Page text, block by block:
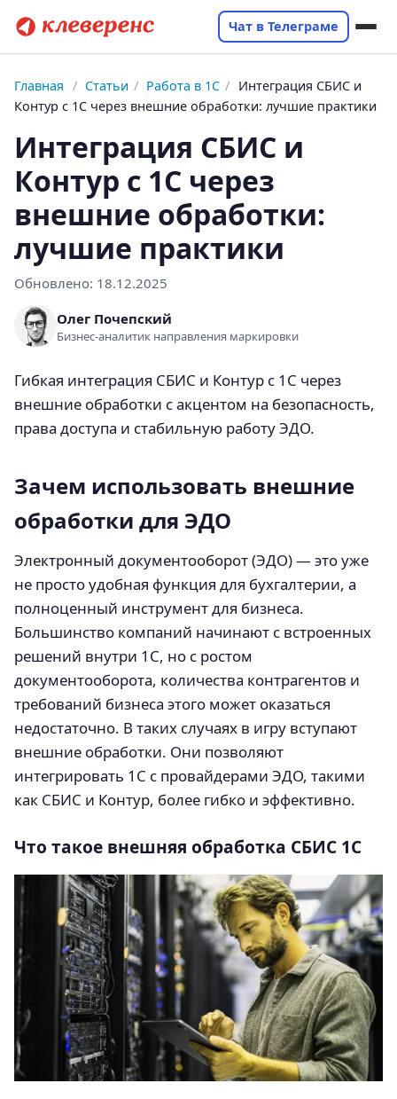
Чат в Телеграме
Главная / Статьи / Работа в 1С / Интеграция СБИС и
Контур с 1С через внешние обработки: лучшие практики
Интеграция СБИС и
Контур с 1С через
внешние обработки:
лучшие практики
Обновлено: 18.12.2025
Олег Почепский
Бизнес-аналитик направления маркировки
Гибкая интеграция СБИС и Контур с 1С через
внешние обработки с акцентом на безопасность,
права доступа и стабильную работу ЭДО.
Зачем использовать внешние
обработки для ЭДО
Электронный документооборот (ЭДО) — это уже
не просто удобная функция для бухгалтерии, а
полноценный инструмент для бизнеса.
Большинство компаний начинают с встроенных
решений внутри 1С, но с ростом
документооборота, количества контрагентов и
требований бизнеса этого может оказаться
недостаточно. В таких случаях в игру вступают
внешние обработки. Они позволяют
интегрировать 1С с провайдерами ЭДО, такими
как СБИС и Контур, более гибко и эффективно.
Что такое внешняя обработка СБИС 1С